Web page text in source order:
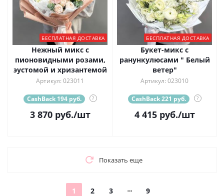
БЕСПЛАТНАЯ ДОСТАВКА
Нежный микс с
пионовидными розами,
эустомой и хризантемой
Артикул: 023011
CashBack 194 руб. ?
3 870руб./шт
БЕСПЛАТНАЯ ДОСТАВКА
Букет-микс с
ранункулюсами " Белый
ветер"
Артикул: 023010
CashBack 221 руб. ?
4 415руб./шт
Показать еще
1 2 3 9